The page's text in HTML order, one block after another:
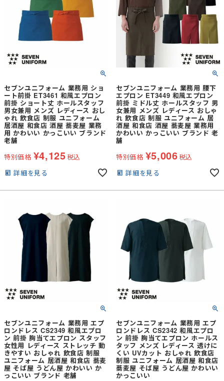
セブンユニフォーム 業務用 ショ
ート前掛 ET3461 和風エプロン
前掛 ショート丈 ホールスタッフ
男女兼用 メンズ レディース おし
ゃれ 飲食店 制服 ユニフォーム
居酒屋 和食店 酒屋 蕎麦屋 業務
用 かわいい かっこいい ブランド
老舗
特別価格 ¥4,125税込
詳細を見る
セブンユニフォーム 業務用 腰下
エプロン ET3449 和風エプロン
前掛 ミドル丈 ホールスタッフ 男
女兼用 メンズ レディース おしゃ
れ 飲食店 制服 ユニフォーム 居
酒屋 和食店 酒屋 蕎麦屋 業務用
かわいい かっこいい ブランド 老
舗
特別価格 ¥5,006税込
詳細を見る
セブンユニフォーム 業務用 エプ
ロンドレス CS2349 和風エプロ
ン 前掛 胸当てエプロン スタッフ
女性用 レディース ストレッチ 動
きやすい おしゃれ 飲食店 制服
ユニフォーム 居酒屋 和食店 蕎麦
屋 そば屋 うどん屋 かわいい か
っこいい ブランド 老舗
セブンユニフォーム 業務用 エプ
ロンドレス CS2342 和風エプロ
ン 前掛 胸当てエプロン ホールス
タッフ メンズ レディース 透けに
くい UVカット おしゃれ 飲食店
制服 ユニフォーム 居酒屋 和食店
蕎麦屋 そば屋 うどん屋 かわいい
かっこいい